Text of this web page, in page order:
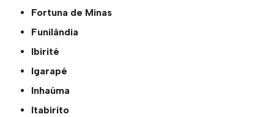
Fortuna de Minas
Funilândia
Ibirité
Igarapé
Inhaúma
Itabirito